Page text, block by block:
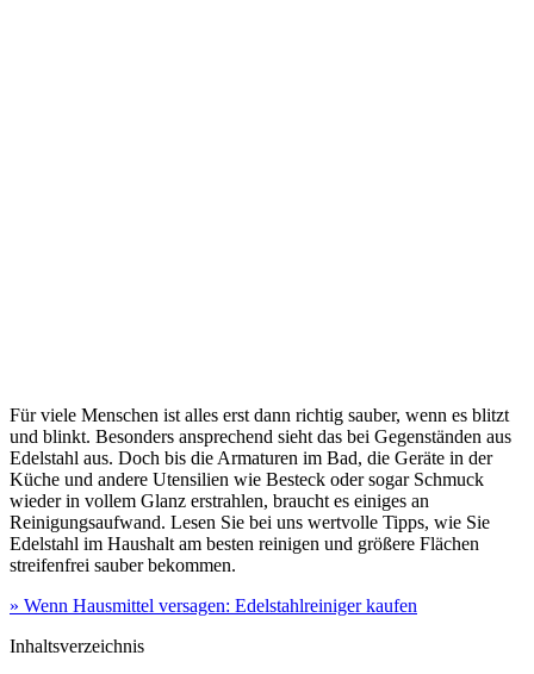
Für viele Menschen ist alles erst dann richtig sauber, wenn es blitzt
und blinkt. Besonders ansprechend sieht das bei Gegenständen aus
Edelstahl aus. Doch bis die Armaturen im Bad, die Geräte in der
Küche und andere Utensilien wie Besteck oder sogar Schmuck
wieder in vollem Glanz erstrahlen, braucht es einiges an
Reinigungsaufwand. Lesen Sie bei uns wertvolle Tipps, wie Sie
Edelstahl im Haushalt am besten reinigen und größere Flächen
streifenfrei sauber bekommen.
» Wenn Hausmittel versagen: Edelstahlreiniger kaufen
Inhaltsverzeichnis